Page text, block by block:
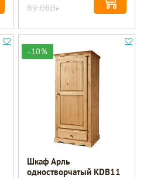
89 080Р
-10%
Шкаф Арль
одностворчатый KDB11